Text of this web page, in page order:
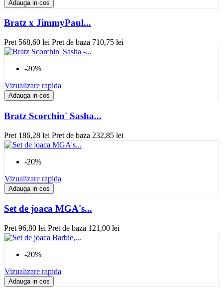
Adauga in cos
Bratz x JimmyPaul...
Pret 568,60 lei Pret de baza 710,75 lei
-20%
Vizualizare rapida
Adauga in cos
Bratz Scorchin' Sasha...
Pret 186,28 lei Pret de baza 232,85 lei
-20%
Vizualizare rapida
Adauga in cos
Set de joaca MGA's...
Pret 96,80 lei Pret de baza 121,00 lei
-20%
Vizualizare rapida
Adauga in cos